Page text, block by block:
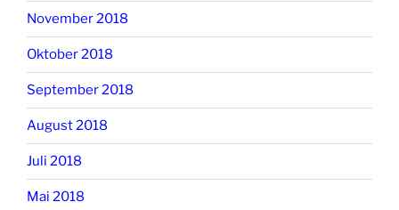
November 2018
Oktober 2018
September 2018
August 2018
Juli 2018
Mai 2018